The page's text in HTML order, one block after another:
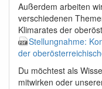
Außerdem arbeiten
verschiedenen
Klimarates der
Stellungnahme:
der
Du möchtest als
mitwirken oder